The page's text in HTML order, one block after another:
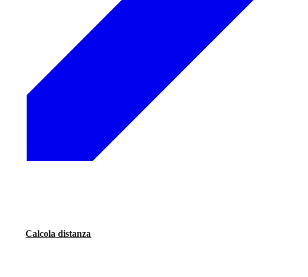
Calcola distanza